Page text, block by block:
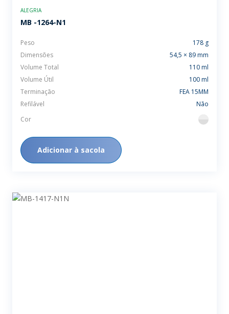
ALEGRIA
MB -1264-N1
Peso
178 g
Dimensões
54,5 × 89 mm
Volume Total
110 ml
Volume Útil
100 ml
Terminação
FEA 15MM
Refilável
Não
Cor
flint
Adicionar à sacola